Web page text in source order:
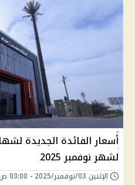
أسعار الفائدة الجديدة
لشهر نوفمبر 2025
الإثنين 03/نوفمبر/2025 - 03:00 ص